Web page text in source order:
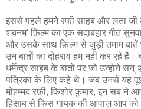
इससे पहले हमने रफ़ी साहब और लता जी
शबनम' फ़िल्म का एक सदाबहार गीत
और उसके साथ फ़िल्म से जुड़ी तमाम बातें
उन बातों का दोहराव हम नहीं कर रहे
धर्मेन्द्र साहब के बातों पर जो उन्होने
पत्रिका के लिए कहे थे। जब उनसे यह
मोहम्मद रफ़ी, किशोर कुमार, इन सब ने
हिसाब से किस गायक की आवाज़ आप को